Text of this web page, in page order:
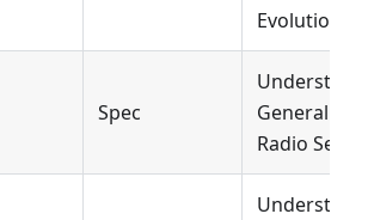
Evolution.
Spec
General
Radio